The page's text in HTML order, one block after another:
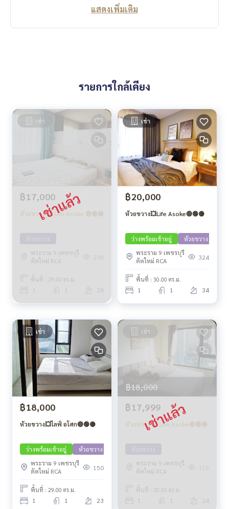
แสดงเพิ่มเติม
รายการใกล้เคียง
เช่า
฿17,000
ห้วยขวาง 💥 Life Asoke 🔴🟢🟡
พระราม 9 เพชรบุรี
ตัดใหม่ RCA
208
พื้นที่ : 29.00 ตร.ม.
1 1 28
เช่า
฿20,000
ห้วยขวาง💥Life Asoke🔴🟢🟡
ว่างพร้อมเข้าอยู่
ห้วยขวาง
พระราม 9 เพชรบุรี
ตัดใหม่ RCA
324
พื้นที่ : 30.00 ตร.ม.
1 1 34
เช่า
฿18,000
ห้วยขวาง💥ไลฟ์ อโศก🔴🟢🟡
ว่างพร้อมเข้าอยู่ ห้วยขวาง
พระราม 9 เพชรบุรี
ตัดใหม่ RCA
150
พื้นที่ : 29.00 ตร.ม.
1 1 23
เช่า
฿18,000
฿17,999
ห้วยขวาง 💥 Life Asoke🔴🟢🟡
พระราม 9 เพชรบุรี
ตัดใหม่ RCA
315
พื้นที่ : 30.00 ตร.ม.
1 1 24